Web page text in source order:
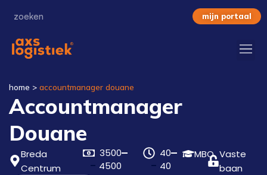
mijn portaal
home > accountmanager douane
Accountmanager
Douane
Breda
Centrum
3500
4500
40
40
MBO Vaste
baan